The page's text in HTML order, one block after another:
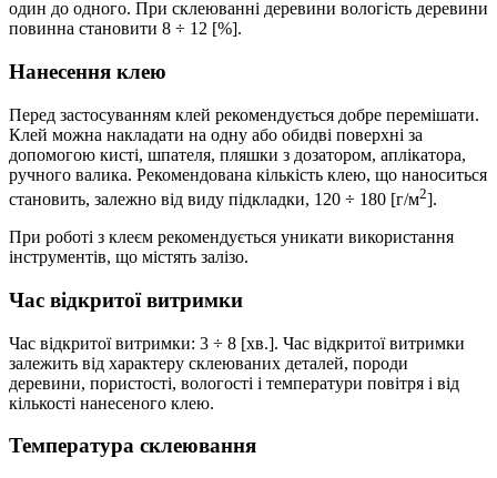
один до одного. При склеюванні деревини вологість деревини
повинна становити 8 ÷ 12 [%].
Нанесення клею
Перед застосуванням клей рекомендується добре перемішати.
Клей можна накладати на одну або обидві поверхні за
допомогою кисті, шпателя, пляшки з дозатором, аплікатора,
ручного валика. Рекомендована кількість клею, що наноситься
становить, залежно від виду підкладки, 120 ÷ 180 [г/м2].
При роботі з клеєм рекомендується уникати використання
інструментів, що містять залізо.
Час відкритої витримки
Час відкритої витримки: 3 ÷ 8 [хв.]. Час відкритої витримки
залежить від характеру склеюваних деталей, породи
деревини, пористості, вологості і температури повітря і від
кількості нанесеного клею.
Температура склеювання